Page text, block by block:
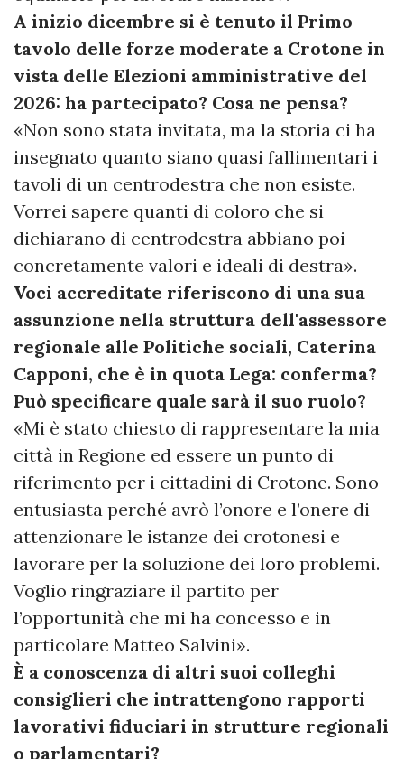
A inizio dicembre si è tenuto il Primo
tavolo delle forze moderate a Crotone in
vista delle Elezioni amministrative del
2026: ha partecipato? Cosa ne pensa?
«Non sono stata invitata, ma la storia ci ha
insegnato quanto siano quasi fallimentari i
tavoli di un centrodestra che non esiste.
Vorrei sapere quanti di coloro che si
dichiarano di centrodestra abbiano poi
concretamente valori e ideali di destra».
Voci accreditate riferiscono di una sua
assunzione nella struttura dell'assessore
regionale alle Politiche sociali, Caterina
Capponi, che è in quota Lega: conferma?
Può specificare quale sarà il suo ruolo?
«Mi è stato chiesto di rappresentare la mia
città in Regione ed essere un punto di
riferimento per i cittadini di Crotone. Sono
entusiasta perché avrò l’onore e l’onere di
attenzionare le istanze dei crotonesi e
lavorare per la soluzione dei loro problemi.
Voglio ringraziare il partito per
l’opportunità che mi ha concesso e in
particolare Matteo Salvini».
È a conoscenza di altri suoi colleghi
consiglieri che intrattengono rapporti
lavorativi fiduciari in strutture regionali
o parlamentari?